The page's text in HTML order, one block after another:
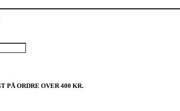
PÅ ORDRE OVER 400 KR.